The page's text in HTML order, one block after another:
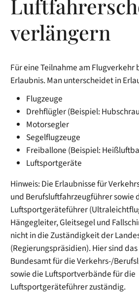
verlängern
Für eine Teilnahme am Flugverkehr
Erlaubnis. Man unterscheidet in
Flugzeuge
Drehflügler(Beispiel:
Motorsegler
Segelflugzeuge
Freiballone (Beispiel:
Luftsportgeräte
Hinweis: Die Erlaubnisse für
und Berufsluftfahrzeugführer sowie
Luftsportgeräteführer
Hängegleiter, Gleitsegel und
nicht in die Zuständigkeit der
(Regierungspräsidien). Hier sind
Bundesamt für die Verkehrs-/
sowie die Luftsportverbände für die
Luftsportgeräteführer zuständig.